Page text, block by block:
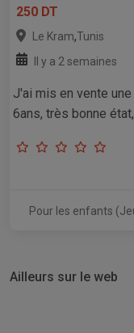
250 DT
Le Kram,Tunis
Il y a 2 semaines
J'ai mis en vente
6ans, très bonne
Pour les enfants
Ailleurs sur le web